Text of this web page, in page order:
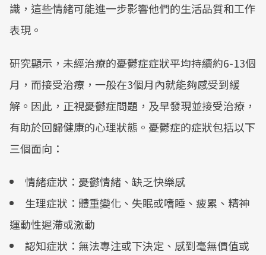
識，這些情緒可能進一步影響他們的生活品質和工作
表現。
研究顯示，未經治療的憂鬱症症狀平均持續約6-13個
月，而接受治療，一般在3個月內就能夠感受到緩
解。因此，正視憂鬱症問題，及早發現並接受治療，
有助於回歸健康的心理狀態。憂鬱症的症狀包括以下
三個面向：
情緒症狀：憂鬱情緒、缺乏快樂感
生理症狀：體重變化、失眠或嗜睡、疲累、精神
運動性遲滯或激動
認知症狀：無法專注或下決定、感到毫無價值或